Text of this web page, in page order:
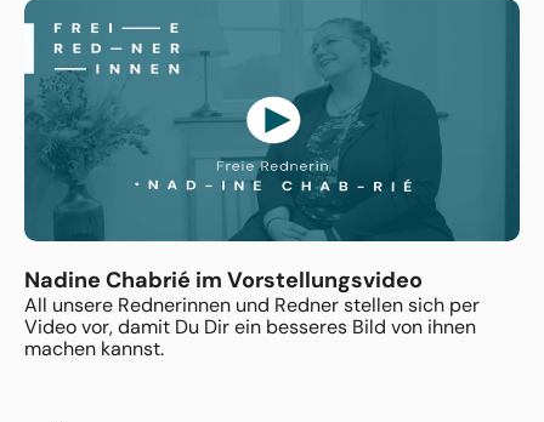
Nadine Chabrié im Vorstellungsvideo
All unsere Rednerinnen und Redner stellen sich per
Video vor, damit Du Dir ein besseres Bild von ihnen
machen kannst.